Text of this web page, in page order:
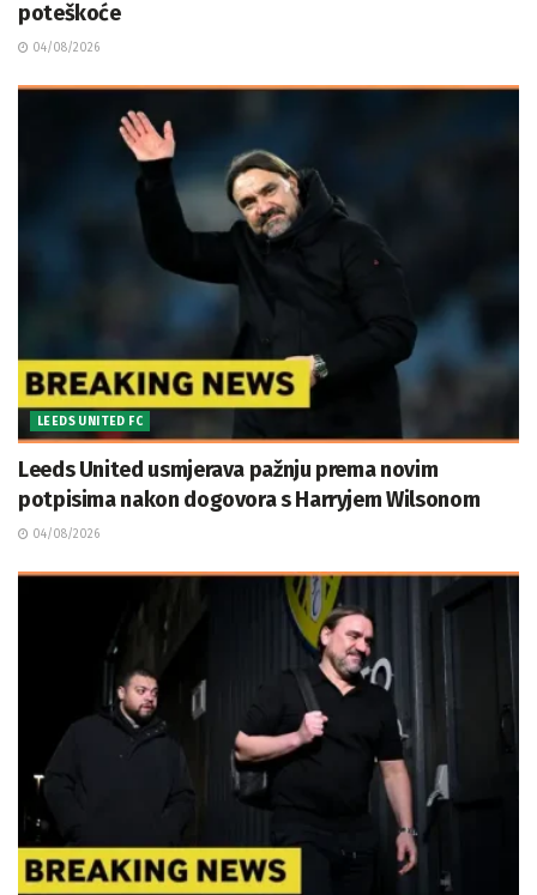
poteškoće
04/08/2026
LEEDS UNITED FC
Leeds United usmjerava pažnju prema novim
potpisima nakon dogovora s Harryjem Wilsonom
04/08/2026